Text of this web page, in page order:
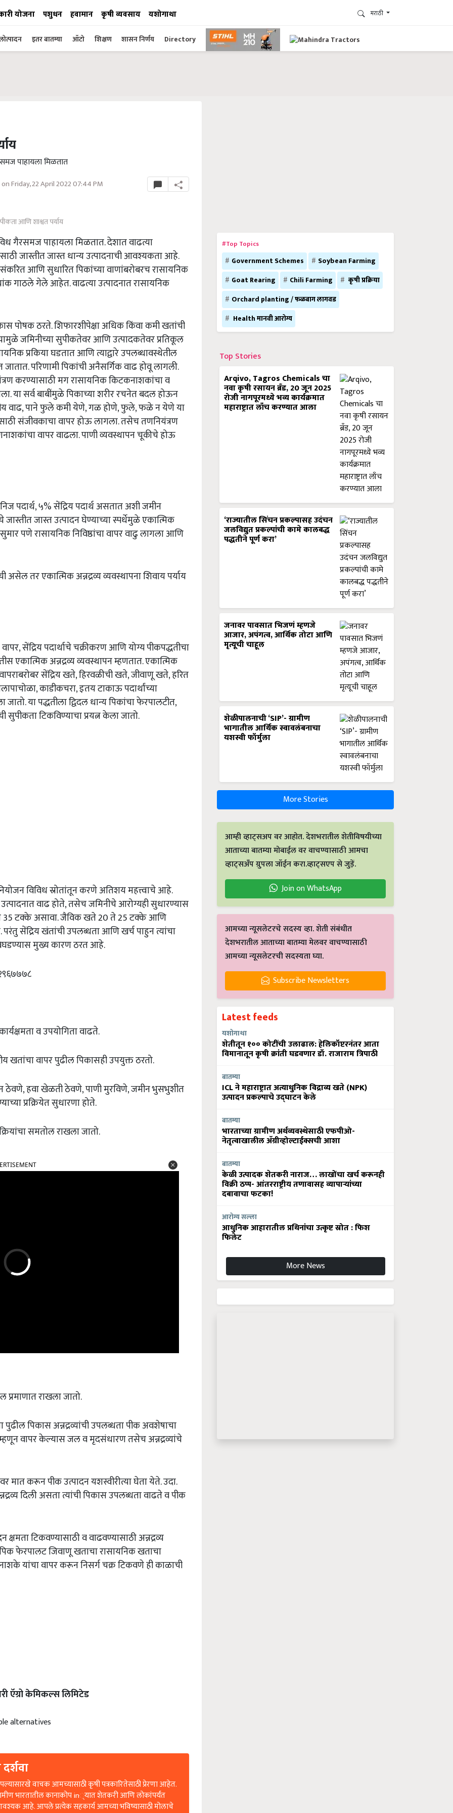
योजना पशुधन हवामान कृषी व्यवसाय यशोगाथा मराठी
इतर बातम्या ऑटो शिक्षण शासन निर्णय Directory
पाहायला मिळतात
Friday, 22 April 2022 07:44 PM
आणि शाश्वत पर्याय
गैरसमज पाहायला मिळतात. देशात वाढत्या
जास्तीत जास्त धान्य उत्पादनाची आवश्यकता आहे.
आणि सुधारित पिकांच्या वाणांबरोबरच रासायनिक
गाठले गेले आहेत. वाढत्या उत्पादनात रासायनिक
पोषक ठरते. शिफारशीपेक्षा अधिक किंवा कमी खतांची
जमिनीच्या सुपीकतेवर आणि उत्पादकतेवर प्रतिकूल
प्रकिया घडतात आणि त्याद्वारे उपलब्धावस्थेतील
परिणामी पिकांची अनैसर्गिक वाढ होवू लागली.
करण्यासाठी मग रासायनिक किटकनाशकांचा व
या सर्व बाबींमुळे पिकाच्या शरीर रचनेत बदल होऊन
वाढ, पाने फुले कमी येणे, गळ होणे, फुले, फळे न येणे या
संजीवकाचा वापर होऊ लागला. तसेच तणनियंत्रण
वापर वाढला. पाणी व्यवस्थापन चूकीचे होऊ
पदार्थ, ५% सेंद्रिय पदार्थ असतात अशी जमीन
जास्त उत्पादन घेण्याच्या स्पर्धेमुळे एकात्मिक
पणे रासायनिक निविष्ठांचा वापर वाढु लागला आणि
तर एकात्मिक अन्नद्रव्य व्यवस्थापना शिवाय पर्याय
सेंद्रिय पदार्थाचे चक्रीकरण आणि योग्य पीकपद्धतीचा
एकात्मिक अन्नद्रव्य व्यवस्थापन म्हणतात. एकात्मिक
सेंद्रिय खते, हिरवळीची खते, जीवाणू खते, हरित
काडीकचरा, इतय टाकाऊ पदार्थांच्या
या पद्धतीला द्विदल धान्य पिकांचा फेरपालटीत,
टिकविण्याचा प्रयत्न केला जातो.
विविध स्रोतांतून करणे अतिशय महत्त्वाचे आहे.
उत्पादनात वाढ होते, तसेच जमिनीचे आरोग्यही सुधारण्यास
ते 35 टक्के असावा. जैविक खते 20 ते 25 टक्के आणि
सेंद्रिय खंतांची उपलब्धता आणि खर्च पाहुन त्यांचा
मुख्य कारण ठरत आहे.
व उपयोगिता वाढते.
खतांचा वापर पुढील पिकासही उपयुक्त ठरतो.
ठेवणे, हवा खेळती ठेवणे, पाणी मुरविणे, जमीन भुसभुशीत
प्रक्रियेत सुधारणा होते.
समतोल राखला जातो.
प्रमाणात राखला जातो.
पिकास अन्नद्रव्यांची उपलब्धता पीक अवशेषाचा
वापर केल्यास जल व मृदसंधारण तसेच अन्नद्रव्यांचे
मात करून पीक उत्पादन यशस्वीरीत्या घेता येते. उदा.
दिली असता त्यांची पिकास उपलब्धता वाढते व पीक
टिकवण्यासाठी व वाढवण्यासाठी अन्नद्रव्य
फेरपालट जिवाणू खताचा रासायनिक खताचा
यांचा वापर करून निसर्ग चक्र टिकवणे ही काळाची
ऍग्रो केमिकल्स लिमिटेड
alternatives
वाचक आमच्यासाठी कृषी पत्रकारितेसाठी प्रेरणा आहेत.
भारतातील कानाकोप in्यात शेतकरी आणि लोकांपर्यंत
आहे. आपले प्रत्येक सहकार्य आमच्या भविष्यासाठी मोलाचे
#Top Topics
Government Schemes
Soybean Farming
Goat Rearing
Chili Farming
कृषी प्रक्रिया
Orchard planting / फळबाग लागवड
Health मानवी आरोग्य
Top Stories
Arqivo, Tagros Chemicals चा
नवा कृषी रसायन ब्रँड, 20 जून 2025
रोजी नागपूरमध्ये भव्य कार्यक्रमात
महाराष्ट्रात लाँच करण्यात आला
‘राज्यातील सिंचन प्रकल्पासह उदंचन
जलविद्युत प्रकल्पांची कामे कालबद्ध
पद्धतीने पूर्ण करा’
जनावर पावसात भिजणं म्हणजे
आजार, अपंगत्व, आर्थिक तोटा आणि
मृत्यूची चाहूल
शेळीपालनाची ‘SIP’- ग्रामीण
भागातील आर्थिक स्वावलंबनाचा
यशस्वी फॉर्मुला
More Stories
आम्ही व्हाट्सअप वर आहोत. देशभरातील शेतीविषयीच्या
आताच्या बातम्या मोबाईल वर वाचण्यासाठी आमचा
व्हाट्सअँप ग्रुपला जॉईन करा.व्हाट्सएप से जुड़ें.
Join on WhatsApp
आमच्या न्यूसलेटरचे सदस्य व्हा. शेती संबंधीत
देशभरातील आताच्या बातम्या मेलवर वाचण्यासाठी
आमच्या न्यूसलेटरची सदस्यता घ्या.
Subscribe Newsletters
Latest feeds
यशोगाथा
शेतीतून १०० कोटींची उलाढाल: हेलिकॉप्टरनंतर आता
विमानातून कृषी क्रांती घडवणार डॉ. राजाराम त्रिपाठी
बातम्या
ICL ने महाराष्ट्रात अत्याधुनिक विद्राव्य खते (NPK)
उत्पादन प्रकल्पाचे उद्घाटन केले
बातम्या
भारताच्या ग्रामीण अर्थव्यवस्थेसाठी एफपीओ-
नेतृत्वाखालील अ‍ॅग्रीव्होल्टाईक्सची आशा
बातम्या
केळी उत्पादक शेतकरी नाराज… लाखोंचा खर्च करूनही
विक्री ठप्प- आंतरराष्ट्रीय तणावासह व्यापाऱ्यांच्या
दबावाचा फटका!
आरोग्य सल्ला
आधुनिक आहारातील प्रथिनांचा उत्कृष्ट स्रोत : फिश
फिलेट
More News